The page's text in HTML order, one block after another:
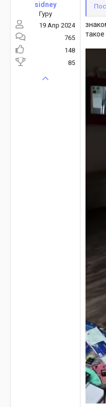
sidney
Гуру
19 Апр 2024
765
148
85